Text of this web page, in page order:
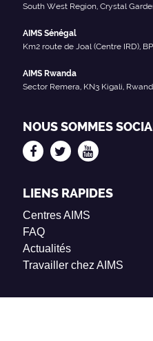
South West Region, Crystal
AIMS Sénégal
Km2 route de Joal (Centre IRD),
AIMS Rwanda
Sector Remera, KN3 Kigali,
NOUS SOMMES
LIENS RAPIDES
Centres AIMS
FAQ
Actualités
Travailler chez AIMS